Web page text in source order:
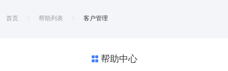
首页 帮助列表 客户管理
帮助中心